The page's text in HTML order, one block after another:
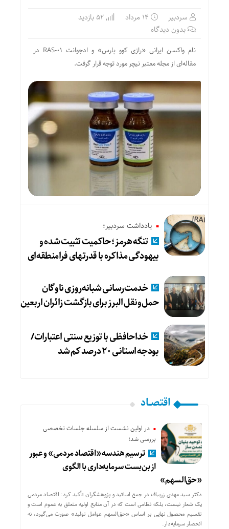
سردبیر
بدون دیدگاه
نام واکسن ایرانی «رازی کوو پارس» و ادجوانت RAS-01 در
مقاله‌ای از مجله معتبر نیچر مورد توجه قرار گرفت.
یادداشت سردبیر؛
تنگه هرمز؛ حاکمیت تثبیت شده و
بیهودگی مذاکره با قدرتهای فرامنطقه‌ای
خدمت‌رسانی شبانه‌روزی ناوگان
حمل‌ونقل البرز برای بازگشت زائران اربعین
خداحافظی با توزیع سنتی اعتبارات/
بودجه استانی ۲۰ درصد کم شد
اقتصــاد
در اولین نشست از سلسله جلسات تخصصی
بررسی شد؛
ترسیم هندسه «اقتصاد مردمی» و عبور
از بن‌بست سرمایه‌داری با الگوی
«حق‌السهم»
دکتر سید مهدی زریباف در جمع اساتید و پژوهشگران تأکید کرد: اقتصاد مردمی
یک شعار نیست، بلکه نظامی است که در آن منابع اولیه متعلق به عموم است و
تقسیم محصول نهایی بر اساس «حق‌السهم عوامل تولید» صورت می‌گیرد، نه
انحصار سرمایه‌دار.